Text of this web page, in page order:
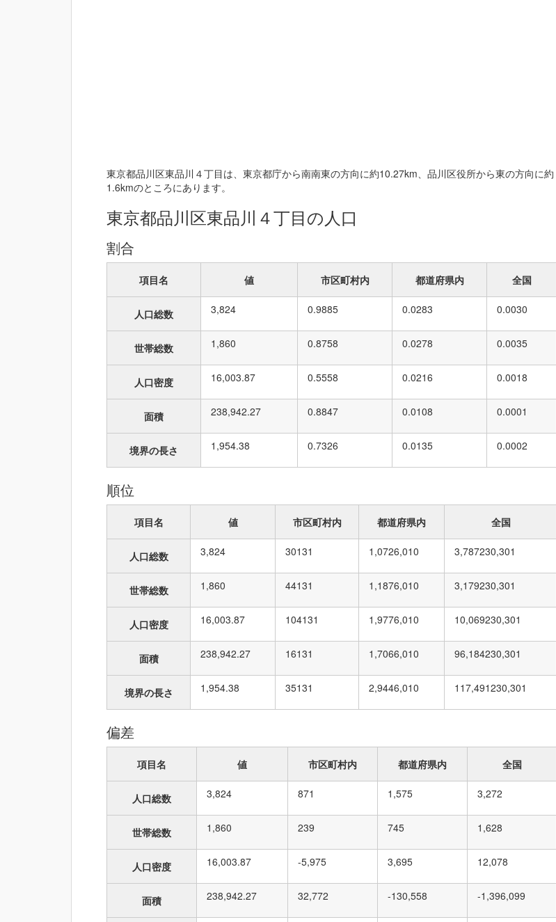
東京都品川区東品川４丁目は、東京都庁から南南東の方向に約10.27km、品川区役所から東の方向に約
1.6kmのところにあります。
東京都品川区東品川４丁目の人口
割合
項目名 値 市区町村内 都道府県内 全国
人口総数 3,824 0.9885 0.0283 0.0030
世帯総数 1,860 0.8758 0.0278 0.0035
人口密度 16,003.87 0.5558 0.0216 0.0018
面積 238,942.27 0.8847 0.0108 0.0001
境界の長さ 1,954.38 0.7326 0.0135 0.0002
順位
項目名 値 市区町村内 都道府県内 全国
人口総数 3,824 30131 1,0726,010 3,787230,301
世帯総数 1,860 44131 1,1876,010 3,179230,301
人口密度 16,003.87 104131 1,9776,010 10,069230,301
面積 238,942.27 16131 1,7066,010 96,184230,301
境界の長さ 1,954.38 35131 2,9446,010 117,491230,301
偏差
項目名 値 市区町村内 都道府県内 全国
人口総数 3,824 871 1,575 3,272
世帯総数 1,860 239 745 1,628
人口密度 16,003.87 -5,975 3,695 12,078
面積 238,942.27 32,772 -130,558 -1,396,099